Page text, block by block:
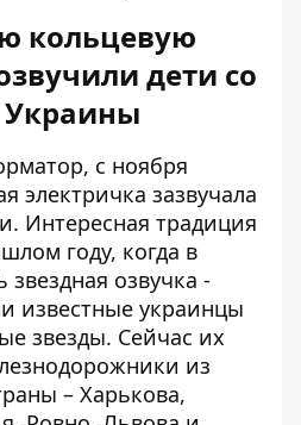
кольцевую
дети со
Украины
с ноября
электричка зазвучала
. Интересная традиция
году, когда в
звездная озвучка -
известные украинцы
звезды. Сейчас их
из
– Харькова,